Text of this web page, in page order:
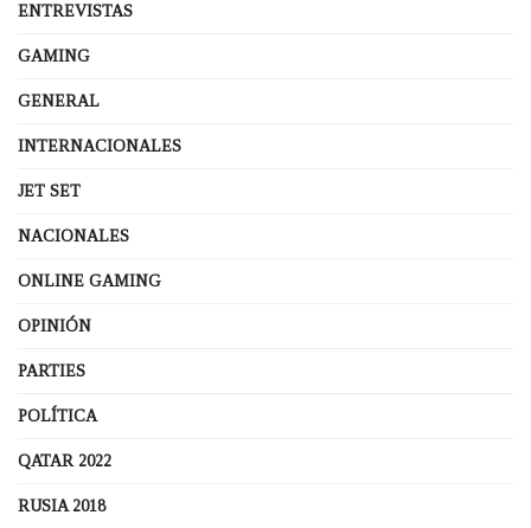
ENTREVISTAS
GAMING
GENERAL
INTERNACIONALES
JET SET
NACIONALES
ONLINE GAMING
OPINIÓN
PARTIES
POLÍTICA
QATAR 2022
RUSIA 2018